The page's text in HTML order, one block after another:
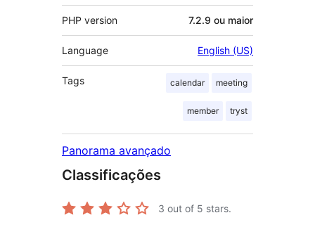
PHP version 7.2.9 ou maior
Language English (US)
Tags calendar meeting
member tryst
Panorama avançado
Classificações
3 out of 5 stars.